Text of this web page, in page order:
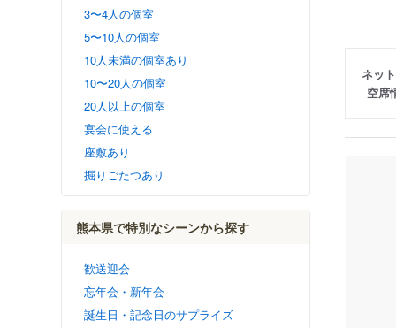
3〜4人の個室
5〜10人の個室
10人未満の個室あり
10〜20人の個室
20人以上の個室
宴会に使える
座敷あり
掘りごたつあり
熊本県で特別なシーンから探す
歓送迎会
忘年会・新年会
誕生日・記念日のサプライズ
ネッ
空席